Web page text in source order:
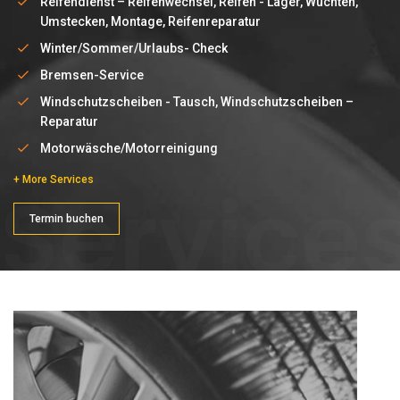
Umstecken, Montage, Reifenreparatur
Winter/Sommer/Urlaubs- Check
Bremsen-Service
Windschutzscheiben - Tausch, Windschutzscheiben –
Reparatur
Motorwäsche/Motorreinigung
+ More Services
Termin buchen